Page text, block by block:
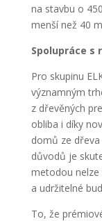
na stavbu o
menší než 40 m
Spolupráce s
Pro skupinu
významným
z dřevěných
obliba i díky
domů ze dřeva
důvodů je
metodou
a udržitelné
To, že